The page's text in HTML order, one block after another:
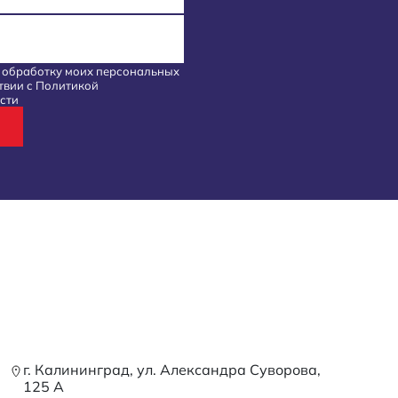
моих персональных
с Политикой
г. Калининград, ул. Александра Суворова,
125 А